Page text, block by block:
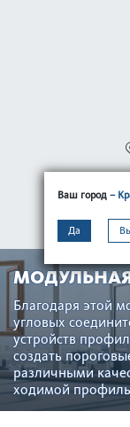
Ваш город –
Да
Благодаря этой
угловых
устройств
создать
различными
ход­имой